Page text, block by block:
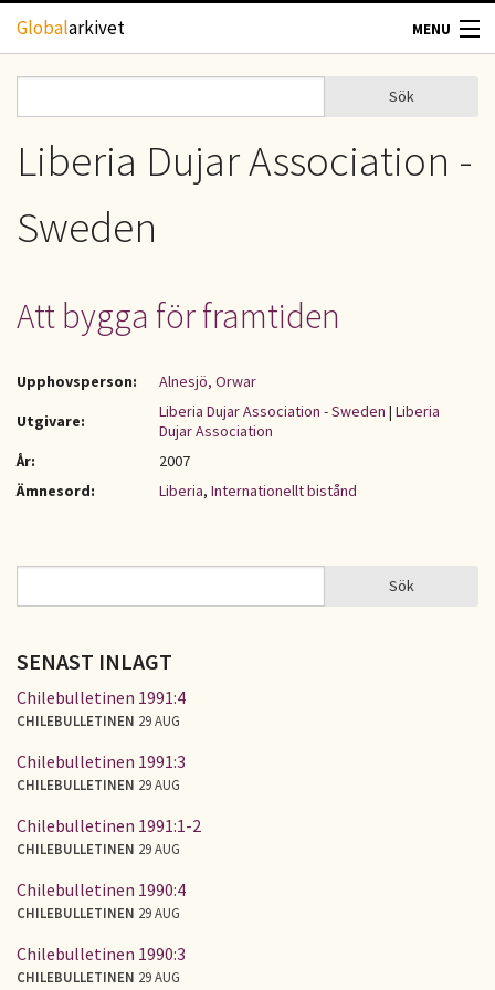
Hoppa till huvudinnehåll
Globalarkivet MENU
TIDSKRIFTER
GEOGRAFI
OM OSS
KONTAKT
Sökformulär
Sök
Liberia Dujar Association -
Sweden
Att bygga för framtiden
Upphovsperson:
Alnesjö, Orwar
Utgivare:
Liberia Dujar Association - Sweden | Liberia
Dujar Association
År:
2007
Ämnesord:
Liberia, Internationellt bistånd
SÖKFORMULÄR Sök
SENAST INLAGT
Chilebulletinen 1991:4
CHILEBULLETINEN 29 AUG
Chilebulletinen 1991:3
CHILEBULLETINEN 29 AUG
Chilebulletinen 1991:1-2
CHILEBULLETINEN 29 AUG
Chilebulletinen 1990:4
CHILEBULLETINEN 29 AUG
Chilebulletinen 1990:3
CHILEBULLETINEN 29 AUG